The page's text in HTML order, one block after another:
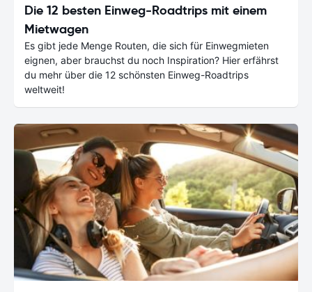
Die 12 besten Einweg-Roadtrips mit einem
Mietwagen
Es gibt jede Menge Routen, die sich für Einwegmieten
eignen, aber brauchst du noch Inspiration? Hier erfährst
du mehr über die 12 schönsten Einweg-Roadtrips
weltweit!